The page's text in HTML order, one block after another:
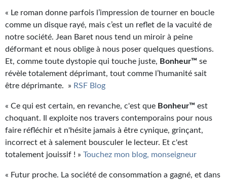
« Le roman donne parfois l’impression de tourner en boucle
comme un disque rayé, mais c’est un reflet de la vacuité de
notre société. Jean Baret nous tend un miroir à peine
déformant et nous oblige à nous poser quelques questions.
Et, comme toute dystopie qui touche juste, Bonheur™ se
révèle totalement déprimant, tout comme l’humanité sait
être déprimante. » RSF Blog
« Ce qui est certain, en revanche, c'est que Bonheur™ est
choquant. Il exploite nos travers contemporains pour nous
faire réfléchir et n'hésite jamais à être cynique, grinçant,
incorrect et à salement bousculer le lecteur. Et c'est
totalement jouissif ! » Touchez mon blog, monseigneur
« Futur proche. La société de consommation a gagné, et dans